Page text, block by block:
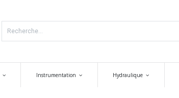
Instrumentation Hydraulique